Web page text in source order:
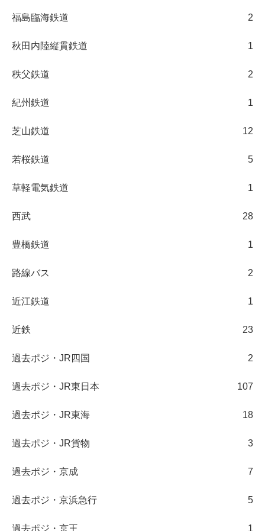
福島臨海鉄道 2
秋田内陸縦貫鉄道 1
秩父鉄道 2
紀州鉄道 1
芝山鉄道 12
若桜鉄道 5
草軽電気鉄道 1
西武 28
豊橋鉄道 1
路線バス 2
近江鉄道 1
近鉄 23
過去ポジ・JR四国 2
過去ポジ・JR東日本 107
過去ポジ・JR東海 18
過去ポジ・JR貨物 3
過去ポジ・京成 7
過去ポジ・京浜急行 5
過去ポジ・京王 1